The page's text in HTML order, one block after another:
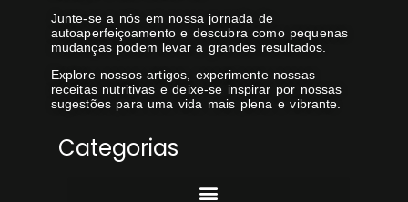
Junte-se a nós em nossa jornada de
autoaperfeiçoamento e descubra como pequenas
mudanças podem levar a grandes resultados.
Explore nossos artigos, experimente nossas
receitas nutritivas e deixe-se inspirar por nossas
sugestões para uma vida mais plena e vibrante.
Categorias